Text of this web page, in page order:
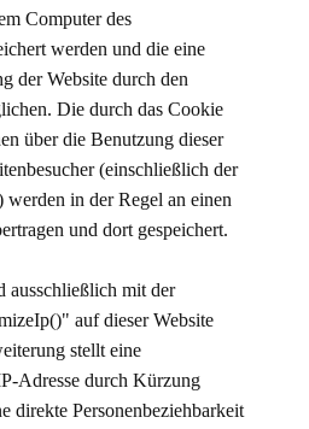
Computer des
werden und die eine
der Website durch den
Die durch das Cookie
über die Benutzung dieser
(einschließlich der
werden in der Regel an einen
und dort gespeichert.
ausschließlich mit der
auf dieser Website
stellt eine
Adresse durch Kürzung
direkte Personenbeziehbarkeit